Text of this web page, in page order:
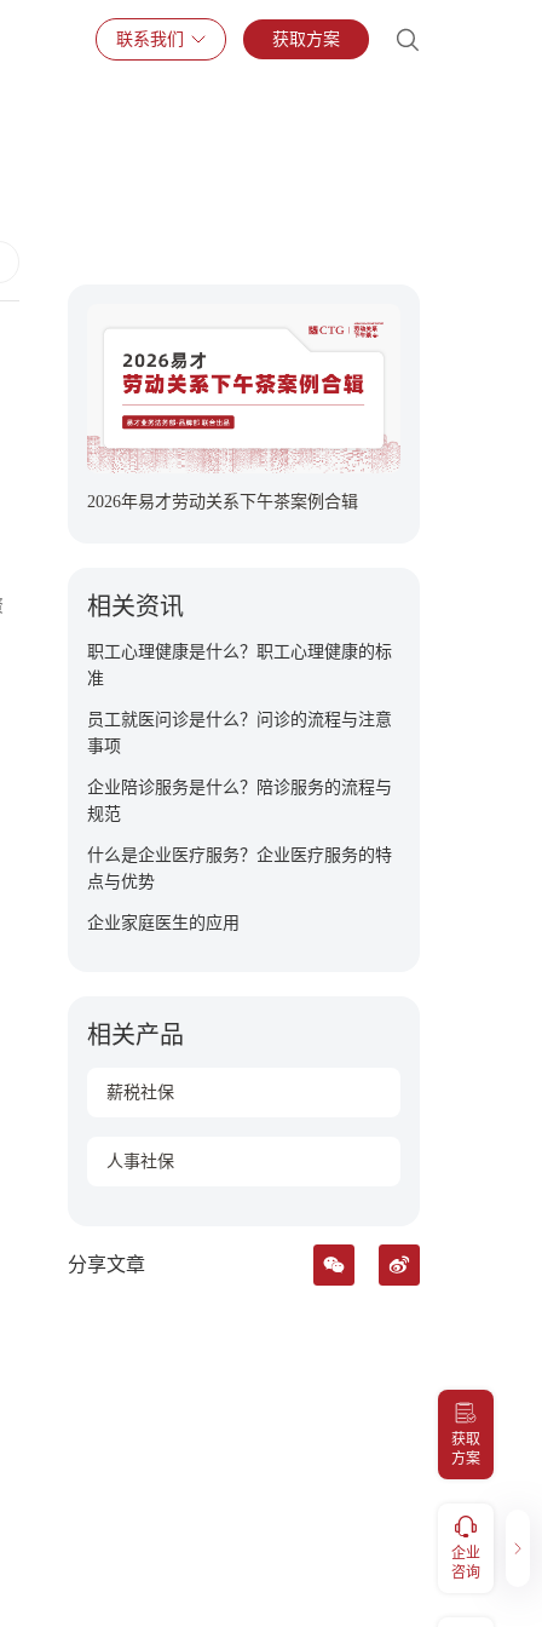
联系我们 获取方案
2026年易才劳动关系下午茶案例合辑
相关资讯
职工心理健康是什么？职工心理健康的标
准
员工就医问诊是什么？问诊的流程与注意
事项
企业陪诊服务是什么？陪诊服务的流程与
规范
什么是企业医疗服务？企业医疗服务的特
点与优势
企业家庭医生的应用
相关产品
薪税社保
人事社保
分享文章
获取
方案
企业
咨询